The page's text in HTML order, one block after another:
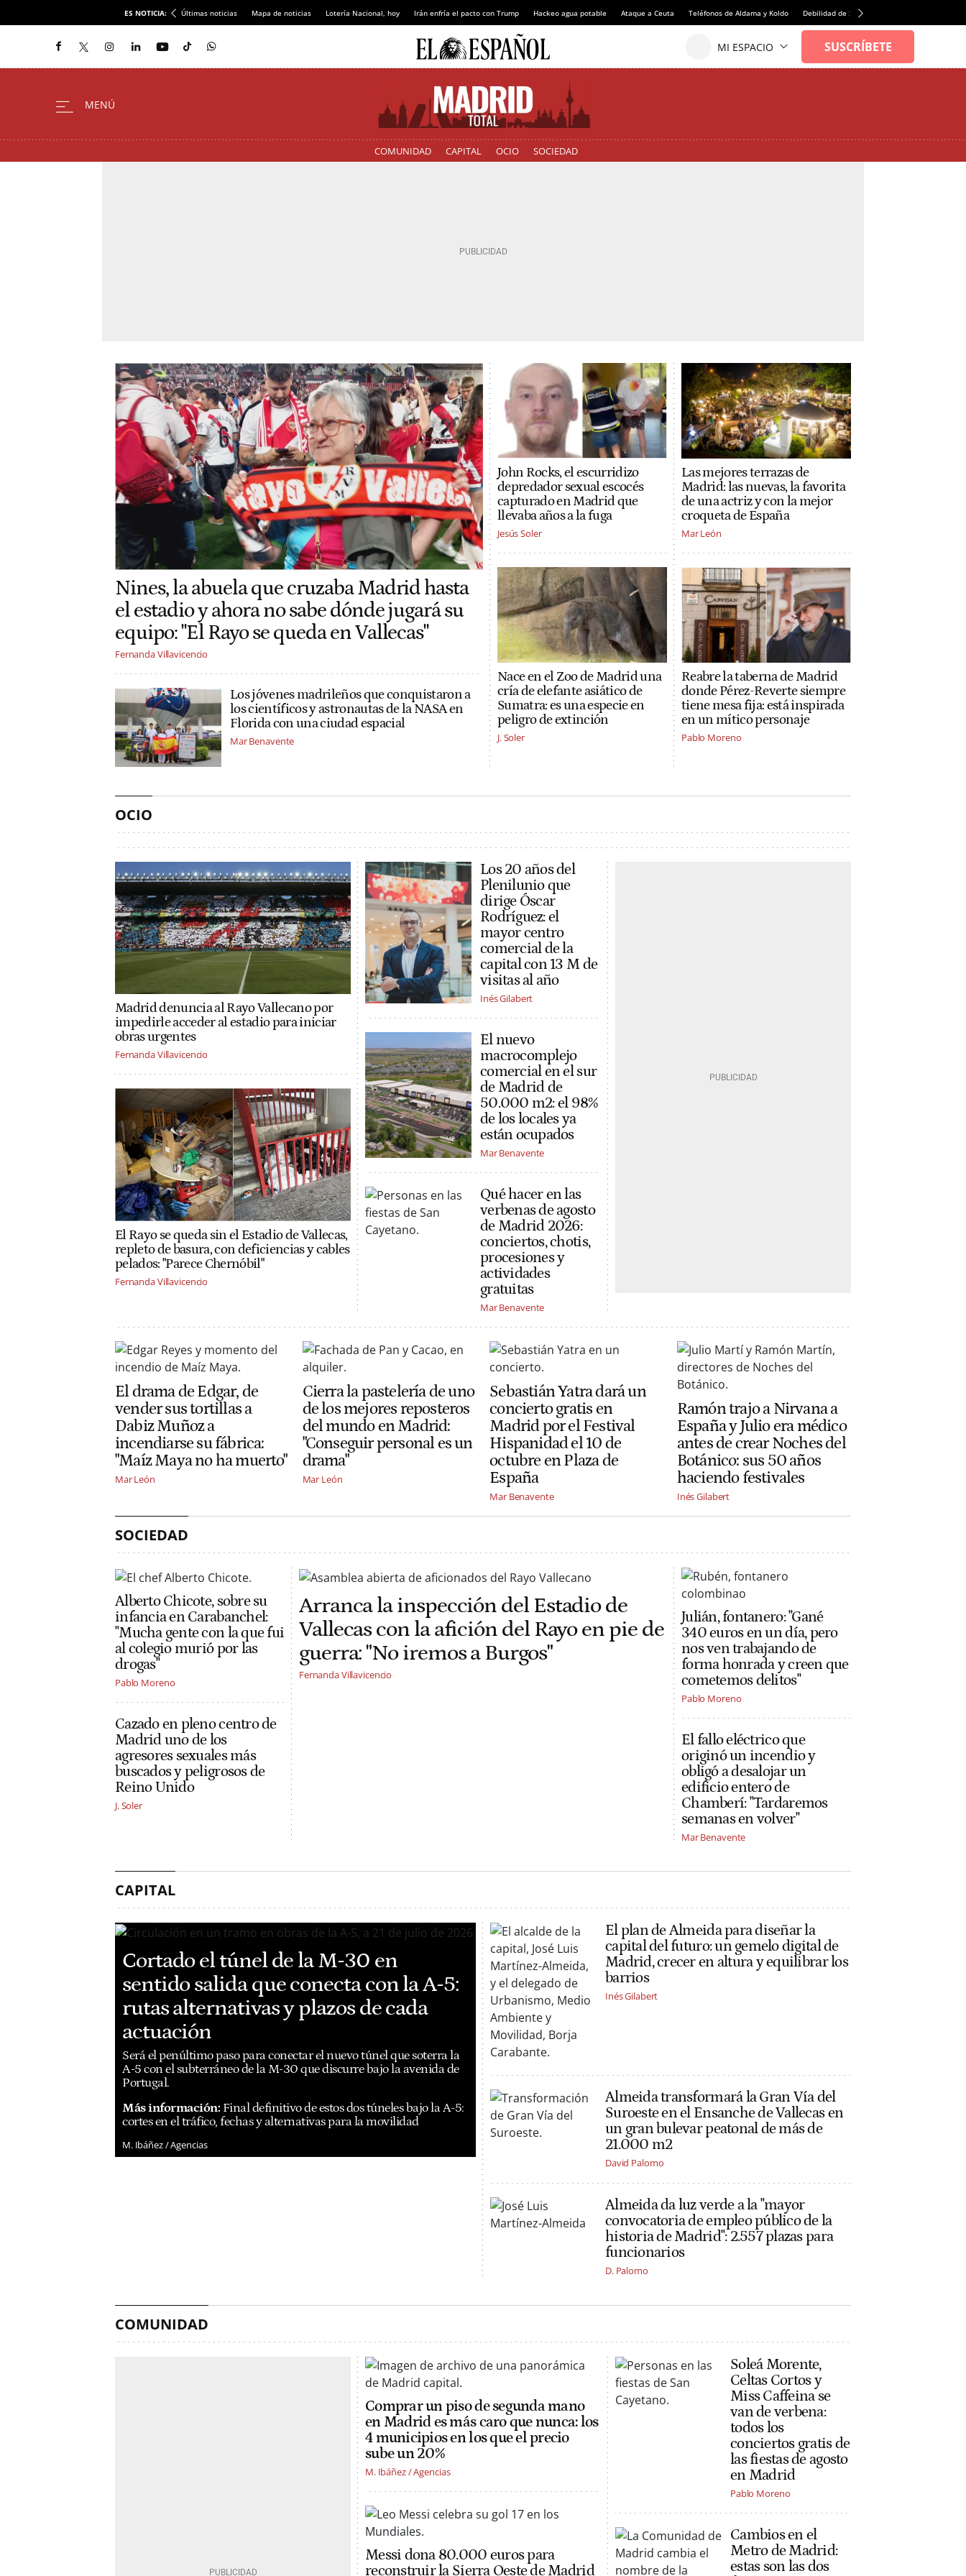
ES NOTICIA: Últimas noticias Mapa de noticias Lotería Nacional, hoy Irán enfría el pacto con Trump Hackeo agua potable Ataque a Ceuta Teléfonos de Aldama y Koldo Debilidad de Sánchez
COMUNIDAD CAPITAL OCIO SOCIEDAD
Nines, la abuela que cruzaba Madrid hasta
el estadio y ahora no sabe dónde jugará su
equipo: "El Rayo se queda en Vallecas"
Fernanda Villavicencio
Los jóvenes madrileños que conquistaron a
los científicos y astronautas de la NASA en
Florida con una ciudad espacial
Mar Benavente
John Rocks, el escurridizo
depredador sexual escocés
capturado en Madrid que
llevaba años a la fuga
Jesús Soler
Nace en el Zoo de Madrid una
cría de elefante asiático de
Sumatra: es una especie en
peligro de extinción
J. Soler
Las mejores terrazas de
Madrid: las nuevas, la favorita
de una actriz y con la mejor
croqueta de España
Mar León
Reabre la taberna de Madrid
donde Pérez-Reverte siempre
tiene mesa fija: está inspirada
en un mítico personaje
Pablo Moreno
OCIO
Madrid denuncia al Rayo Vallecano por
impedirle acceder al estadio para iniciar
obras urgentes
Fernanda Villavicencio
El Rayo se queda sin el Estadio de Vallecas,
repleto de basura, con deficiencias y cables
pelados: "Parece Chernóbil"
Fernanda Villavicencio
Los 20 años del
Plenilunio que
dirige Óscar
Rodríguez: el
mayor centro
comercial de la
capital con 13 M de
visitas al año
Inés Gilabert
El nuevo
macrocomplejo
comercial en el sur
de Madrid de
50.000 m2: el 98%
de los locales ya
están ocupados
Mar Benavente
Qué hacer en las
verbenas de agosto
de Madrid 2026:
conciertos, chotis,
procesiones y
actividades
gratuitas
Mar Benavente
El drama de Edgar, de
vender sus tortillas a
Dabiz Muñoz a
incendiarse su fábrica:
"Maíz Maya no ha muerto"
Mar León
Cierra la pastelería de uno
de los mejores reposteros
del mundo en Madrid:
"Conseguir personal es un
drama"
Mar León
Sebastián Yatra dará un
concierto gratis en
Madrid por el Festival
Hispanidad el 10 de
octubre en Plaza de
España
Mar Benavente
Ramón trajo a Nirvana a
España y Julio era médico
antes de crear Noches del
Botánico: sus 50 años
haciendo festivales
Inés Gilabert
SOCIEDAD
Alberto Chicote, sobre su
infancia en Carabanchel:
"Mucha gente con la que fui
al colegio murió por las
drogas"
Pablo Moreno
Cazado en pleno centro de
Madrid uno de los
agresores sexuales más
buscados y peligrosos de
Reino Unido
J. Soler
Arranca la inspección del Estadio de
Vallecas con la afición del Rayo en pie de
guerra: "No iremos a Burgos"
Fernanda Villavicencio
Julián, fontanero: "Gané
340 euros en un día, pero
nos ven trabajando de
forma honrada y creen que
cometemos delitos"
Pablo Moreno
El fallo eléctrico que
originó un incendio y
obligó a desalojar un
edificio entero de
Chamberí: "Tardaremos
semanas en volver"
Mar Benavente
CAPITAL
Cortado el túnel de la M-30 en
sentido salida que conecta con la A-5:
rutas alternativas y plazos de cada
actuación
Será el penúltimo paso para conectar el nuevo túnel que soterra la
A-5 con el subterráneo de la M-30 que discurre bajo la avenida de
Portugal.
Más información: Final definitivo de estos dos túneles bajo la A-5:
cortes en el tráfico, fechas y alternativas para la movilidad
M. Ibáñez / Agencias
El plan de Almeida para diseñar la
capital del futuro: un gemelo digital de
Madrid, crecer en altura y equilibrar los
barrios
Inés Gilabert
Almeida transformará la Gran Vía del
Suroeste en el Ensanche de Vallecas en
un gran bulevar peatonal de más de
21.000 m2
David Palomo
Almeida da luz verde a la "mayor
convocatoria de empleo público de la
historia de Madrid": 2.557 plazas para
funcionarios
D. Palomo
COMUNIDAD
Comprar un piso de segunda mano
en Madrid es más caro que nunca: los
4 municipios en los que el precio
sube un 20%
M. Ibáñez / Agencias
Messi dona 80.000 euros para
reconstruir la Sierra Oeste de Madrid
Soleá Morente,
Celtas Cortos y
Miss Caffeina se
van de verbena:
todos los
conciertos gratis de
las fiestas de agosto
en Madrid
Pablo Moreno
Cambios en el
Metro de Madrid:
estas son las dos